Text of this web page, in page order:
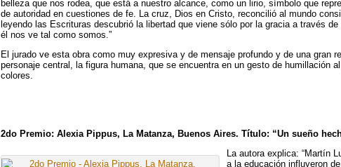
k
r
belleza que nos rodea, que está a nuestro alcance, como un lirio, símbolo que
de autoridad en cuestiones de fe. La cruz, Dios en Cristo, reconcilió al mundo
leyendo las Escrituras descubrió la libertad que viene sólo por la gracia a través
él nos ve tal como somos.”
El jurado ve esta obra como muy expresiva y de mensaje profundo y de una gran
personaje central, la figura humana, que se encuentra en un gesto de humillación
colores.
2do Premio: Alexia Pippus, La Matanza, Buenos Aires. Título: “Un sueño
La autora explica: “Martín
a la educación influyeron